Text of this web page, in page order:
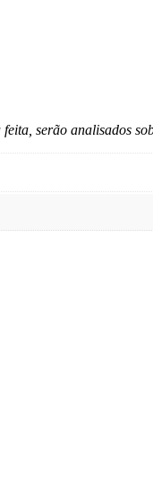
serão analisados